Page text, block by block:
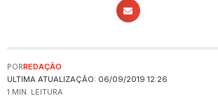
ULTIMA ATUALIZAÇÃO: 06/09/2019 12:26
PORREDAÇÃO
1 MIN. LEITURA